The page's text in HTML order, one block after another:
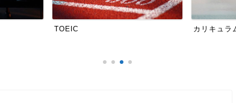
カリキュラム 英検